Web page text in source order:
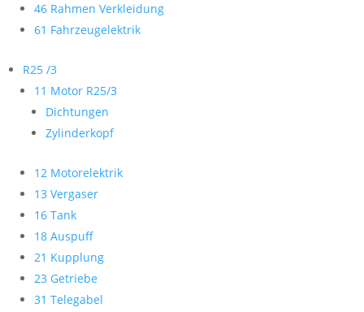
46 Rahmen Verkleidung
61 Fahrzeugelektrik
R25 /3
11 Motor R25/3
Dichtungen
Zylinderkopf
12 Motorelektrik
13 Vergaser
16 Tank
18 Auspuff
21 Kupplung
23 Getriebe
31 Telegabel